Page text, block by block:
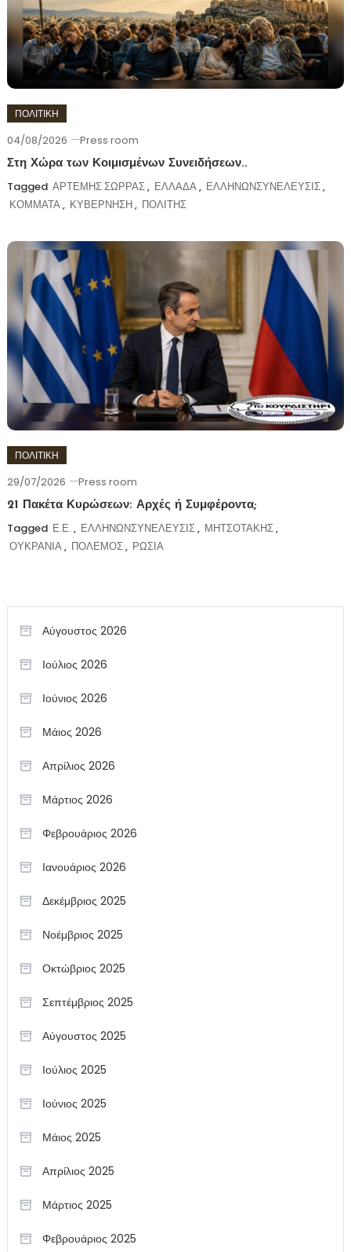
ΠΟΛΙΤΙΚΗ
04/08/2026 Press room
Στη Χώρα των Κοιμισμένων Συνειδήσεων..
Tagged ΑΡΤΕΜΗΣ ΣΩΡΡΑΣ, ΕΛΛΑΔΑ, ΕΛΛΗΝΩΝΣΥΝΕΛΕΥΣΙΣ,
ΚΟΜΜΑΤΑ, ΚΥΒΕΡΝΗΣΗ, ΠΟΛΙΤΗΣ
ΠΟΛΙΤΙΚΗ
29/07/2026 Press room
21 Πακέτα Κυρώσεων: Αρχές ή Συμφέροντα;
Tagged Ε.Ε. , ΕΛΛΗΝΩΝΣΥΝΕΛΕΥΣΙΣ, ΜΗΤΣΟΤΑΚΗΣ,
ΟΥΚΡΑΝΙΑ, ΠΟΛΕΜΟΣ, ΡΩΣΙΑ
Αύγουστος 2026
Ιούλιος 2026
Ιούνιος 2026
Μάιος 2026
Απρίλιος 2026
Μάρτιος 2026
Φεβρουάριος 2026
Ιανουάριος 2026
Δεκέμβριος 2025
Νοέμβριος 2025
Οκτώβριος 2025
Σεπτέμβριος 2025
Αύγουστος 2025
Ιούλιος 2025
Ιούνιος 2025
Μάιος 2025
Απρίλιος 2025
Μάρτιος 2025
Φεβρουάριος 2025